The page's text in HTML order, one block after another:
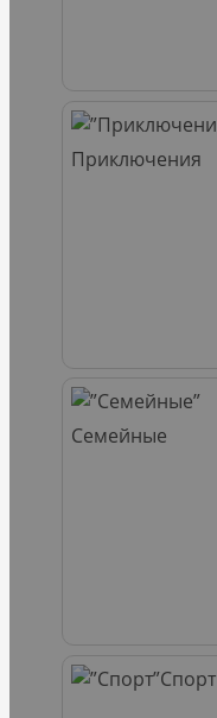
Приключения
Семейные
Спорт